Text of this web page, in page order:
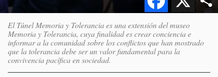
El Túnel Memoria y Tolerancia es una extensión del museo
Memoria y Tolerancia, cuya finalidad es crear conciencia e
informar a la comunidad sobre los conflictos que han mostrado
que la tolerancia debe ser un valor fundamental para la
convivencia pacífica en sociedad.